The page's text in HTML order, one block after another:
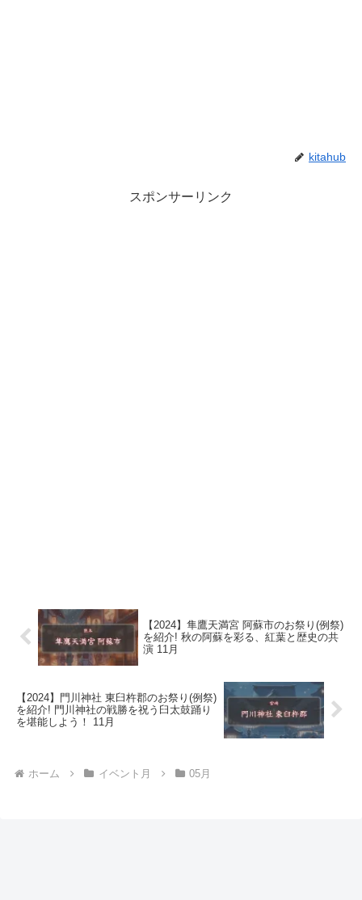
kitahub
スポンサーリンク
【2024】隼鷹天満宮 阿蘇市のお祭り(例祭)
を紹介! 秋の阿蘇を彩る、紅葉と歴史の共
演 11月
【2024】門川神社 東臼杵郡のお祭り(例祭)
を紹介! 門川神社の戦勝を祝う臼太鼓踊り
を堪能しよう！ 11月
ホーム イベント月 05月